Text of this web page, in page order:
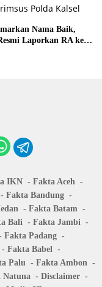
Nama Baik,
Laporkan RA ke
IKN
Fakta Aceh
Fakta Bandung
Fakta Batam
Bali
Fakta Jambi
Fakta Padang
Fakta Babel
Palu
Fakta Ambon
Natuna
Disclaimer